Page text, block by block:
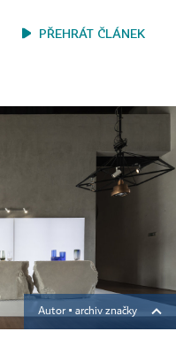
PŘEHRÁT ČLÁNEK
Autor ▪ archiv značky